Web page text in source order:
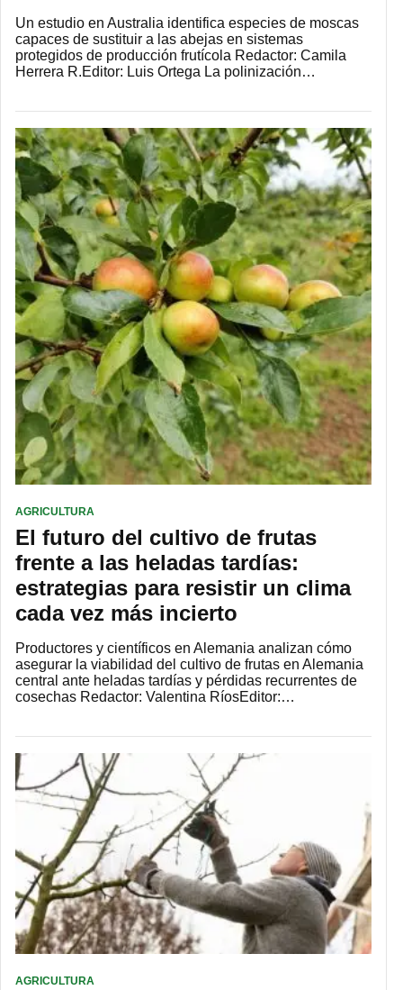
Un estudio en Australia identifica especies de moscas
capaces de sustituir a las abejas en sistemas
protegidos de producción frutícola Redactor: Camila
Herrera R.Editor: Luis Ortega La polinización…
AGRICULTURA
El futuro del cultivo de frutas
frente a las heladas tardías:
estrategias para resistir un clima
cada vez más incierto
Productores y científicos en Alemania analizan cómo
asegurar la viabilidad del cultivo de frutas en Alemania
central ante heladas tardías y pérdidas recurrentes de
cosechas Redactor: Valentina RíosEditor:…
AGRICULTURA